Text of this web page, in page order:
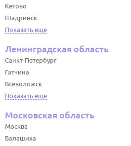
Кетово
Шадринск
Показать еще
Ленинградская область
Санкт-Петербург
Гатчина
Всеволожск
Показать еще
Московская область
Москва
Балашиха